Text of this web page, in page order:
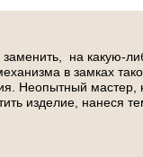
на какую-
в замках
Неопытный мастер,
изделие, нанеся